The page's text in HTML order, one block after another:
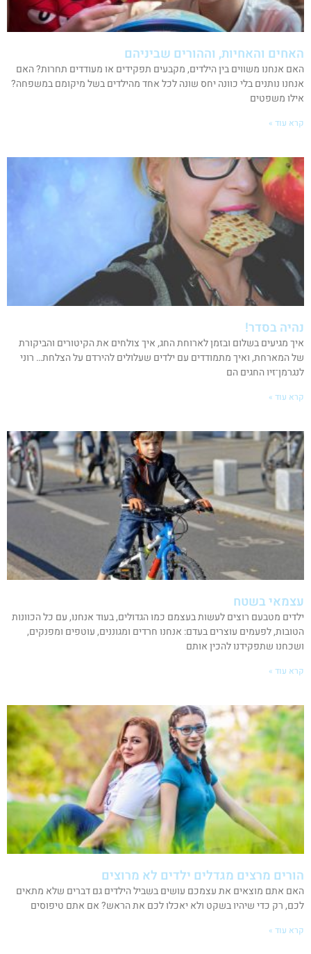
האחים והאחיות, וההורים שביניהם
האם אנחנו משווים בין הילדים, מקבעים תפקידים או מעודדים תחרות? האם
אנחנו נותנים בלי כוונה יחס שונה לכל אחד מהילדים בשל מיקומם במשפחה?
אילו משפטים
קרא עוד »
נהיה בסדר!
איך מגיעים בשלום ובזמן לארוחת החג, איך צולחים את הקיטורים והביקורת
של המארחת, ואיך מתמודדים עם ילדים שעלולים להירדם על הצלחת… רוני
לנגרמן־זיו החגים הם
קרא עוד »
עצמאי בשטח
ילדים מטבעם רוצים לעשות בעצמם כמו הגדולים, בעוד אנחנו, עם כל הכוונות
הטובות, לפעמים עוצרים בעדם: אנחנו חרדים ומגוננים, עוטפים ומפנקים,
ושכחנו שתפקידנו להכין אותם
קרא עוד »
הורים מרצים מגדלים ילדים לא מרוצים
האם אתם מוצאים את עצמכם עושים בשביל הילדים גם דברים שלא מתאים
לכם, רק כדי שיהיו בשקט ולא יאכלו לכם את הראש? אם אתם טיפוסים
קרא עוד »